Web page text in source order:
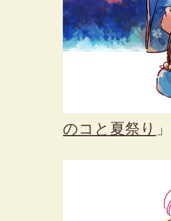
のコと夏祭り 」